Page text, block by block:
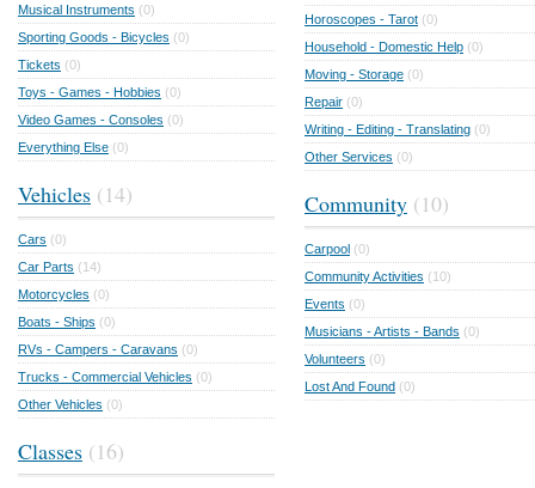
Musical Instruments (0)
Sporting Goods - Bicycles (0)
Tickets (0)
Toys - Games - Hobbies (0)
Video Games - Consoles (0)
Everything Else (0)
Vehicles (14)
Cars (0)
Car Parts (14)
Motorcycles (0)
Boats - Ships (0)
RVs - Campers - Caravans (0)
Trucks - Commercial Vehicles (0)
Other Vehicles (0)
Classes (16)
Horoscopes - Tarot (0)
Household - Domestic Help (0)
Moving - Storage (0)
Repair (0)
Writing - Editing - Translating (0)
Other Services (0)
Community (10)
Carpool (0)
Community Activities (10)
Events (0)
Musicians - Artists - Bands (0)
Volunteers (0)
Lost And Found (0)